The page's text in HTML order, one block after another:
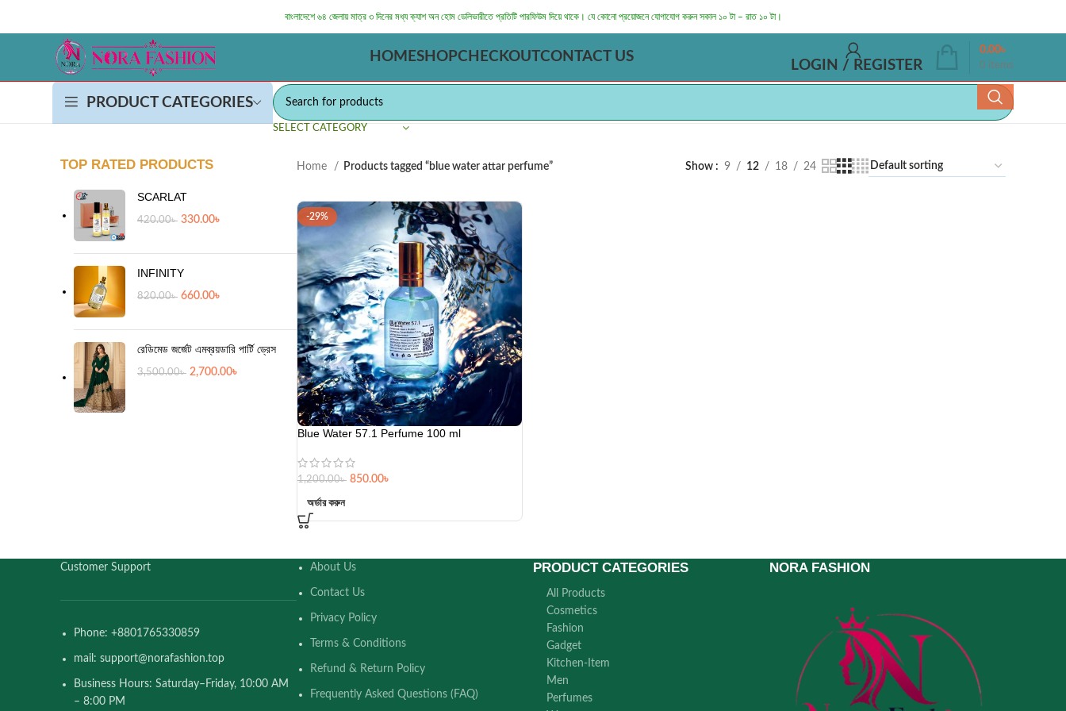
বাংলাদেশে ৬৪ জেলায় মাত্র ৩ দিনের মধ্য ক্যাশ অন হোম ডেলিভারীতে প্রতিটি পারফিউম দিয়ে থাকে। যে কোনো প্রয়োজনে যোগাযোগ করুন সকাল ১০ টা – রাত ১০ টা।
HOMESHOPCHECKOUTCONTACT US
LOGIN / REGISTER 0 items
0.00৳
PRODUCT CATEGORIES
SELECT CATEGORY
TOP RATED PRODUCTS
SCARLAT
420.00৳ 330.00৳
INFINITY
820.00৳ 660.00৳
রেডিমেড জর্জেট এমব্রয়ডারি পার্টি ড্রেস
3,500.00৳ 2,700.00৳
Home Products tagged “blue water attar perfume” Show 9 12 18 24
-29%
Blue Water 57.1 Perfume 100 ml
1,200.00৳ 850.00৳
অর্ডার করুন
Customer Support
Phone: +8801765330859
mail: support@norafashion.top
Business Hours: Saturday–Friday, 10:00 AM
– 8:00 PM
About Us
Contact Us
Privacy Policy
Terms & Conditions
Refund & Return Policy
Frequently Asked Questions (FAQ)
PRODUCT CATEGORIES
All Products
Cosmetics
Fashion
Gadget
Kitchen-Item
Men
Perfumes
NORA FASHION